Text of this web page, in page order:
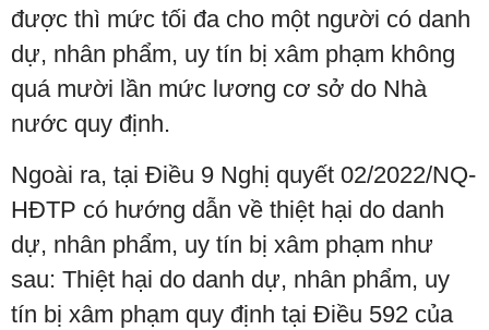
được thì mức tối đa cho một người có danh
dự, nhân phẩm, uy tín bị xâm phạm không
quá mười lần mức lương cơ sở do Nhà
nước quy định.
Ngoài ra, tại Điều 9 Nghị quyết 02/2022/NQ-
HĐTP có hướng dẫn về thiệt hại do danh
dự, nhân phẩm, uy tín bị xâm phạm như
sau: Thiệt hại do danh dự, nhân phẩm, uy
tín bị xâm phạm quy định tại Điều 592 của